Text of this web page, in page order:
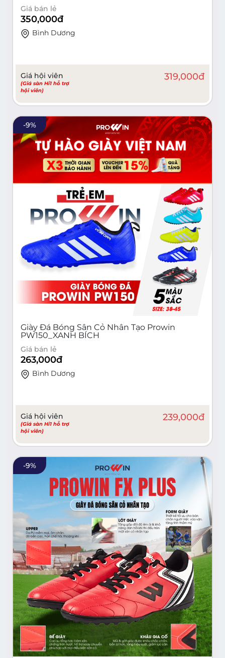
Giá bán lẻ
350,000đ
Bình Dương
Giá hội viên
(Giá sàn Hi1 hỗ trợ
hội viên)
319,000đ
-9%
Giày Đá Bóng Sân Cỏ Nhân Tạo Prowin
PW150_XANH BÍCH
Giá bán lẻ
263,000đ
Bình Dương
Giá hội viên
(Giá sàn Hi1 hỗ trợ
hội viên)
239,000đ
-9%